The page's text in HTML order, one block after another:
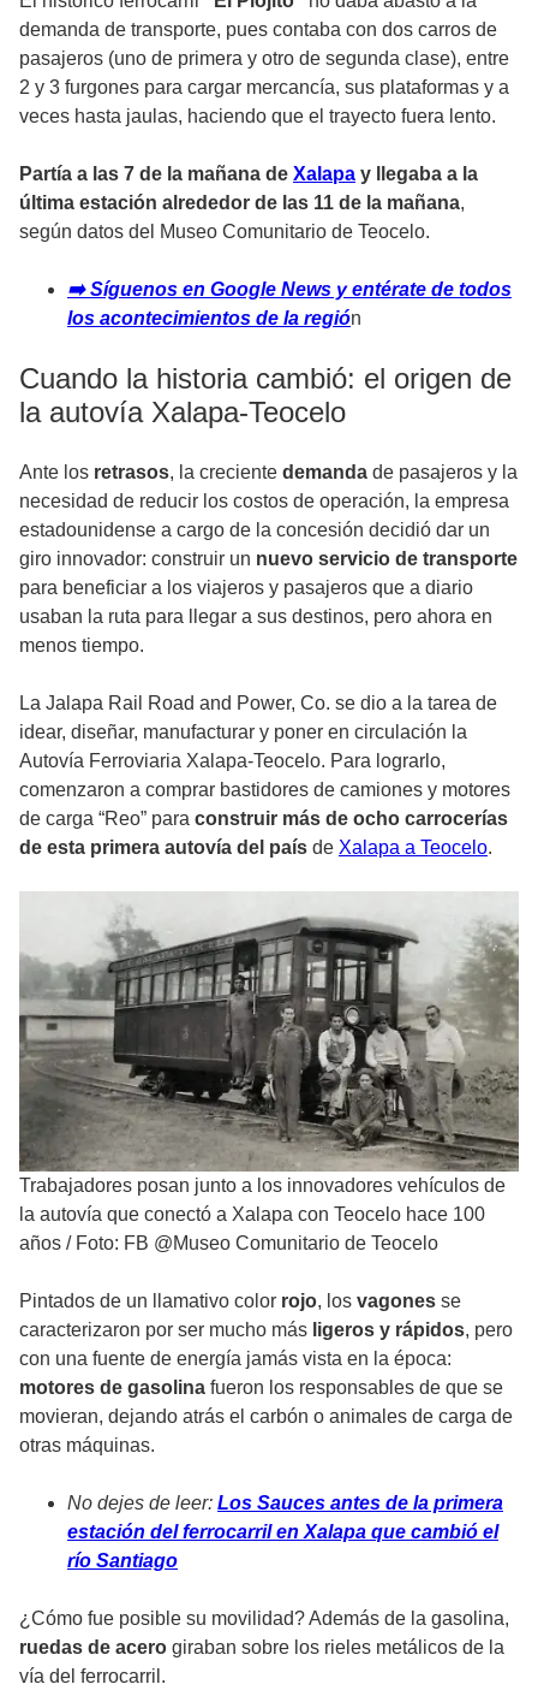
demanda de transporte, pues contaba con dos carros de
pasajeros (uno de primera y otro de segunda clase), entre
2 y 3 furgones para cargar mercancía, sus plataformas y a
veces hasta jaulas, haciendo que el trayecto fuera lento.
Partía a las 7 de la mañana de Xalapa y llegaba a la
última estación alrededor de las 11 de la mañana,
según datos del Museo Comunitario de Teocelo.
➡️ Síguenos en Google News y entérate de todos
los acontecimientos de la región
Cuando la historia cambió: el origen de
la autovía Xalapa-Teocelo
Ante los retrasos, la creciente demanda de pasajeros y la
necesidad de reducir los costos de operación, la empresa
estadounidense a cargo de la concesión decidió dar un
giro innovador: construir un nuevo servicio de transporte
para beneficiar a los viajeros y pasajeros que a diario
usaban la ruta para llegar a sus destinos, pero ahora en
menos tiempo.
La Jalapa Rail Road and Power, Co. se dio a la tarea de
idear, diseñar, manufacturar y poner en circulación la
Autovía Ferroviaria Xalapa-Teocelo. Para lograrlo,
comenzaron a comprar bastidores de camiones y motores
de carga “Reo” para construir más de ocho carrocerías
de esta primera autovía del país de Xalapa a Teocelo.
Trabajadores posan junto a los innovadores vehículos de
la autovía que conectó a Xalapa con Teocelo hace 100
años / Foto: FB @Museo Comunitario de Teocelo
Pintados de un llamativo color rojo, los vagones se
caracterizaron por ser mucho más ligeros y rápidos, pero
con una fuente de energía jamás vista en la época:
motores de gasolina fueron los responsables de que se
movieran, dejando atrás el carbón o animales de carga de
otras máquinas.
No dejes de leer: Los Sauces antes de la primera
estación del ferrocarril en Xalapa que cambió el
río Santiago
¿Cómo fue posible su movilidad? Además de la gasolina,
ruedas de acero giraban sobre los rieles metálicos de la
vía del ferrocarril.